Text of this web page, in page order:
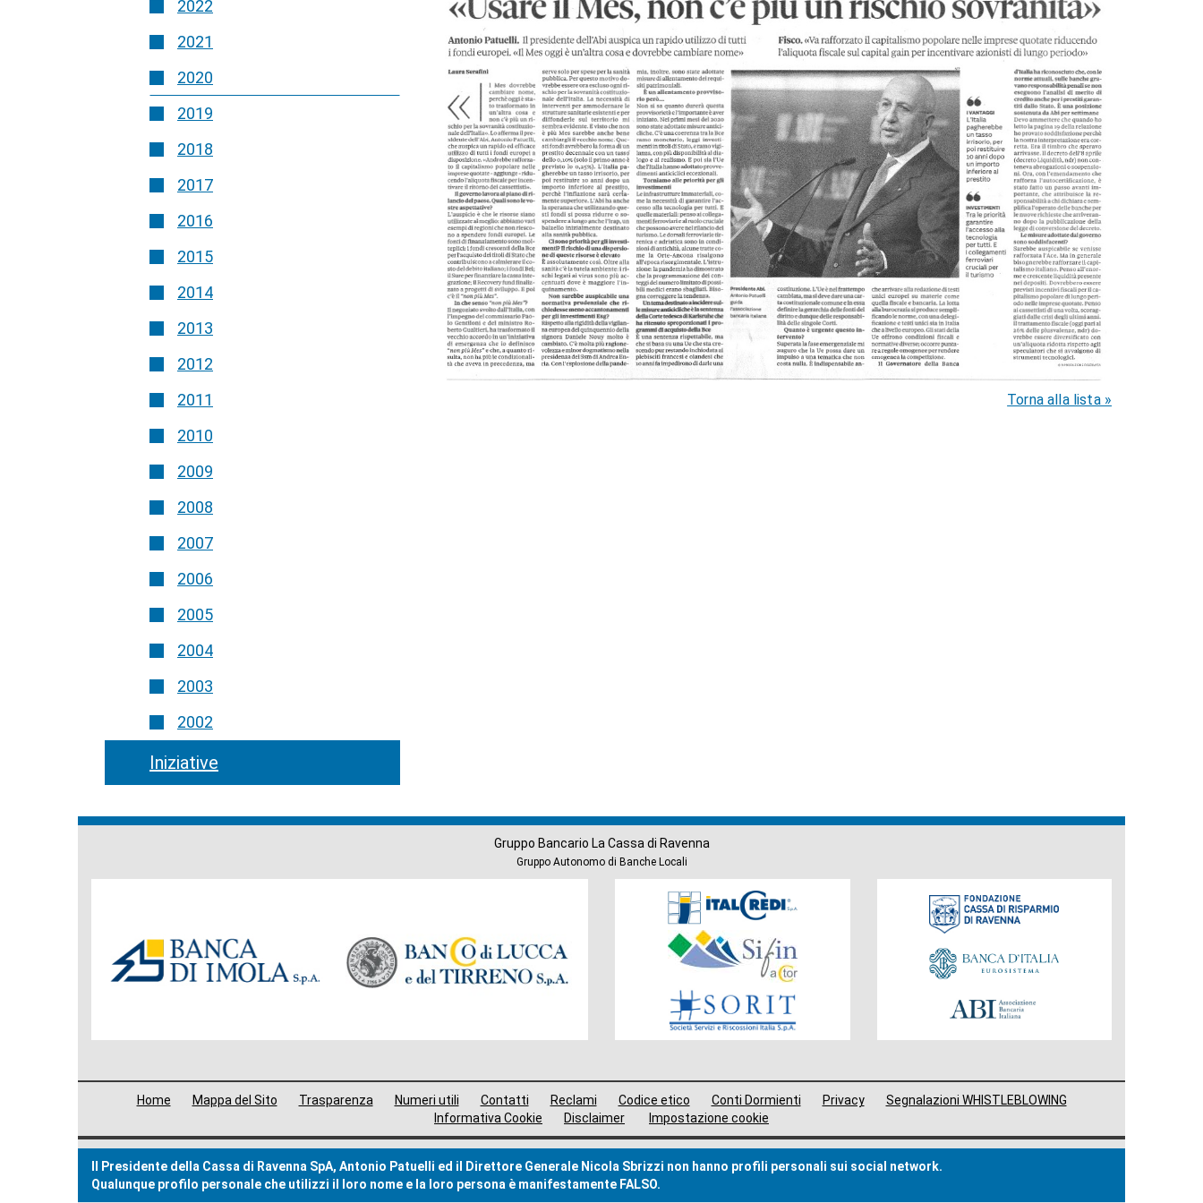
2022
2021
2020
2019
2018
2017
2016
2015
2014
2013
2012
2011
2010
2009
2008
2007
2006
2005
2004
2003
2002
Iniziative
Torna alla lista »
Gruppo Bancario La Cassa di Ravenna
Gruppo Autonomo di Banche Locali
Gruppo
Società
Gruppo
Fondazione
Menù
navigazione
footer
Home Mappa del Sito Trasparenza Numeri utili Contatti Reclami Codice etico Conti Dormienti Privacy
Segnalazioni WHISTLEBLOWING
Informativa Cookie
Disclaimer Impostazione cookie
Il Presidente della Cassa di Ravenna SpA, Antonio Patuelli ed il Direttore Generale Nicola Sbrizzi non hanno profili personali sui social network.
Qualunque profilo personale che utilizzi il loro nome e la loro persona è manifestamente FALSO.